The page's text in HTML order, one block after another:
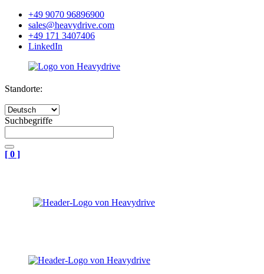
+49 9070 96896900
sales@heavydrive.com
+49 171 3407406
LinkedIn
Standorte:
Suchbegriffe
[ 0 ]